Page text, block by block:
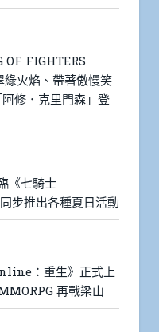
OF FIGHTERS
火焰、帶著傲慢笑
修．克里門森」登
《七騎士
步推出各種夏日活動
：重生》正式上
再戰梁山